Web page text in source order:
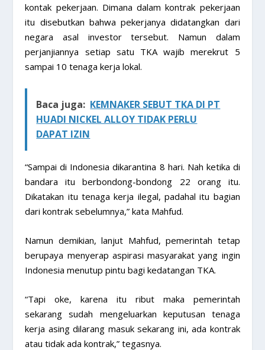
kontak pekerjaan. Dimana dalam kontrak pekerjaan
itu disebutkan bahwa pekerjanya didatangkan dari
negara asal investor tersebut. Namun dalam
perjanjiannya setiap satu TKA wajib merekrut 5
sampai 10 tenaga kerja lokal.
Baca juga: KEMNAKER SEBUT TKA DI PT
HUADI NICKEL ALLOY TIDAK PERLU
DAPAT IZIN
“Sampai di Indonesia dikarantina 8 hari. Nah ketika di
bandara itu berbondong-bondong 22 orang itu.
Dikatakan itu tenaga kerja ilegal, padahal itu bagian
dari kontrak sebelumnya,” kata Mahfud.
Namun demikian, lanjut Mahfud, pemerintah tetap
berupaya menyerap aspirasi masyarakat yang ingin
Indonesia menutup pintu bagi kedatangan TKA.
“Tapi oke, karena itu ribut maka pemerintah
sekarang sudah mengeluarkan keputusan tenaga
kerja asing dilarang masuk sekarang ini, ada kontrak
atau tidak ada kontrak,” tegasnya.